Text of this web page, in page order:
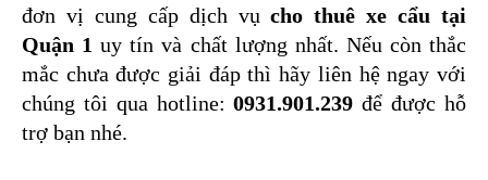
đơn vị cung cấp dịch vụ cho thuê xe cẩu tại
Quận 1 uy tín và chất lượng nhất. Nếu còn thắc
mắc chưa được giải đáp thì hãy liên hệ ngay với
chúng tôi qua hotline: 0931.901.239 để được hỗ
trợ bạn nhé.